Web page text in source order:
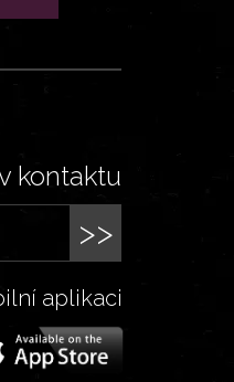
kontaktu
>>
aplikaci